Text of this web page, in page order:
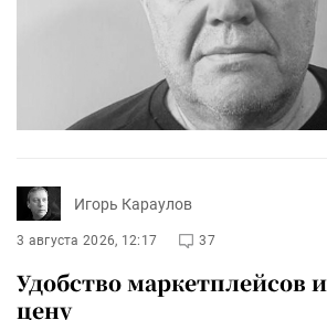
Игорь Караулов
3 августа 2026, 12:17 37
Удобство маркетплейсов
цену